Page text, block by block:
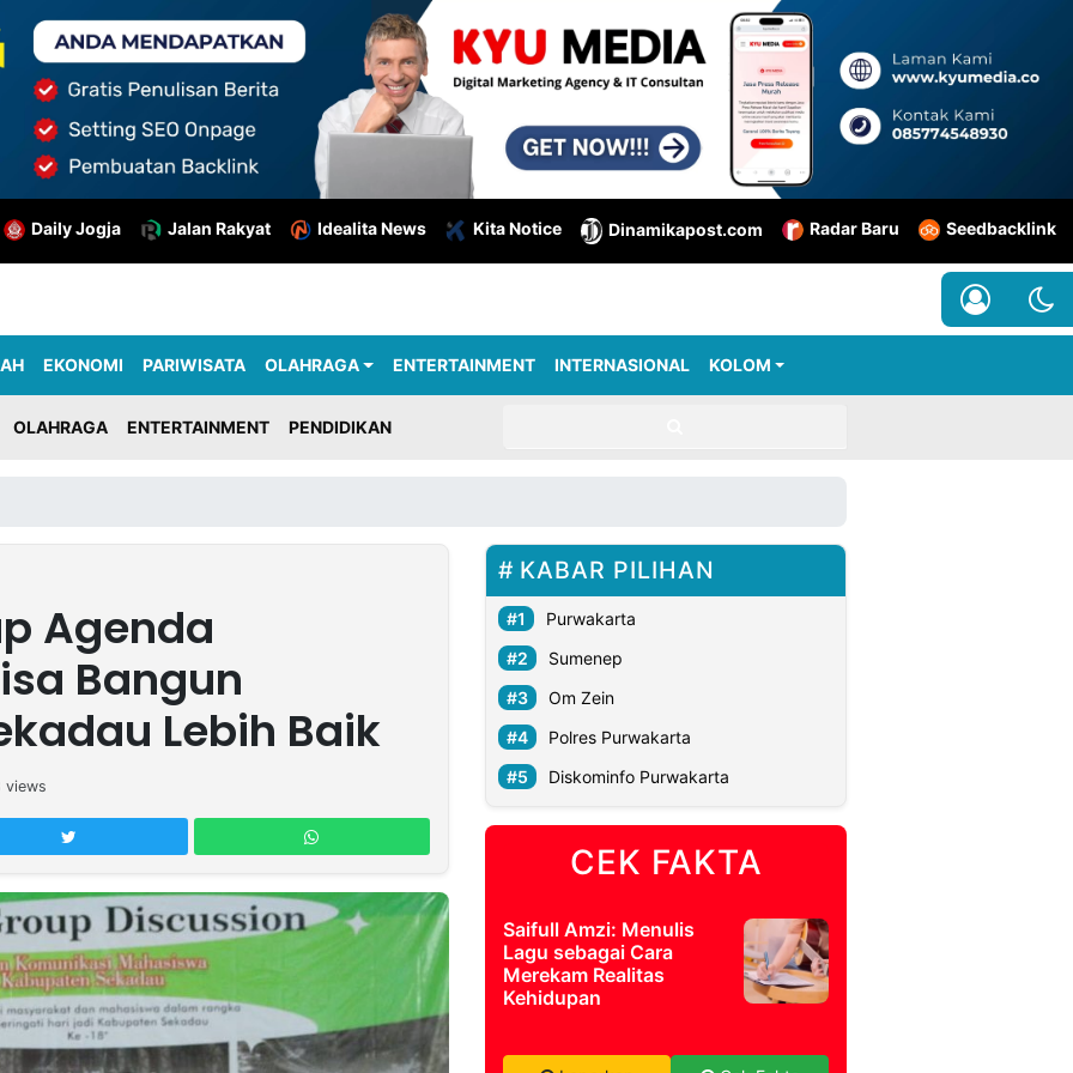
Daily Jogja Jalan Rakyat Idealita News Kita Notice Dinamikapost.com Radar Baru Seedbacklink
EKONOMI PARIWISATA OLAHRAGA ENTERTAINMENT INTERNASIONAL KOLOM
OLAHRAGA ENTERTAINMENT PENDIDIKAN
Agenda
Bangun
Lebih Baik
views
KABAR PILIHAN
Purwakarta
Sumenep
Om Zein
Polres Purwakarta
Diskominfo Purwakarta
CEK FAKTA
Saifull Amzi: Menulis
Lagu sebagai Cara
Merekam Realitas
Kehidupan